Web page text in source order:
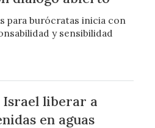
para burócratas inicia con
y sensibilidad
liberar a
en aguas